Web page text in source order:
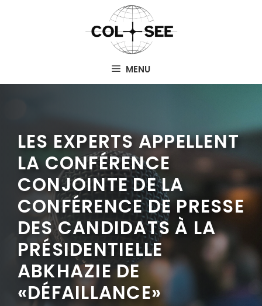
MENU
LES EXPERTS APPELLENT
LA CONFÉRENCE
CONJOINTE DE LA
CONFÉRENCE DE PRESSE
DES CANDIDATS À LA
PRÉSIDENTIELLE
ABKHAZIE DE
«DÉFAILLANCE»